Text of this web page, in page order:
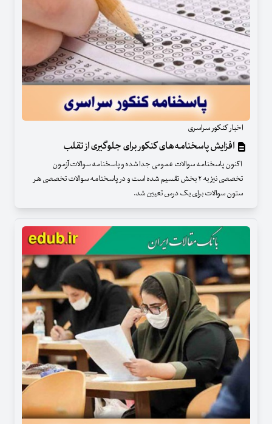
اخبار کنکور سراسری
افزایش پاسخنامه‌های کنکور برای جلوگیری از تقلب
اکنون پاسخنامه سوالات عمومی جدا شده و پاسخنامه سوالات آزمون
تخصصی نیز به ٢ بخش تقسیم شده است و در پاسخنامه سوالات تخصصی هر
ستون سوالات برای یک درس تعیین شد.